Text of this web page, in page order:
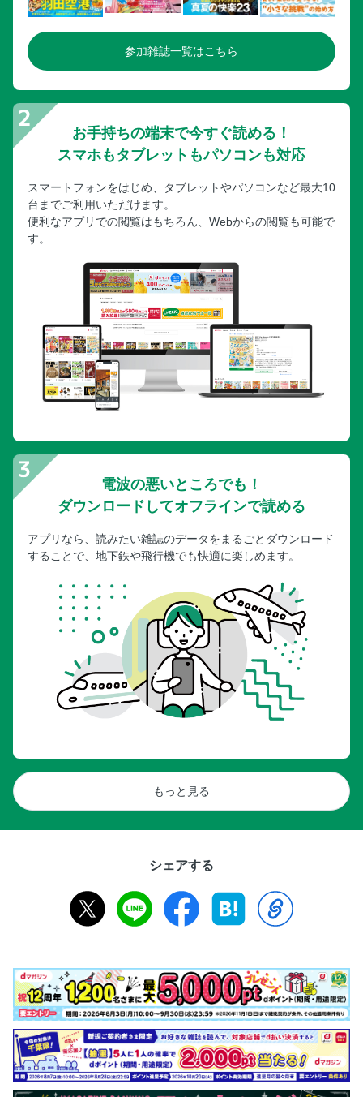
参加雑誌一覧はこちら
お手持ちの端末で今すぐ読める！
スマホもタブレットもパソコンも対応
スマートフォンをはじめ、タブレットやパソコンなど最大10
台までご利用いただけます。
便利なアプリでの閲覧はもちろん、Webからの閲覧も可能で
す。
電波の悪いところでも！
ダウンロードしてオフラインで読める
アプリなら、読みたい雑誌のデータをまるごとダウンロード
することで、地下鉄や飛行機でも快適に楽しめます。
もっと見る
シェアする